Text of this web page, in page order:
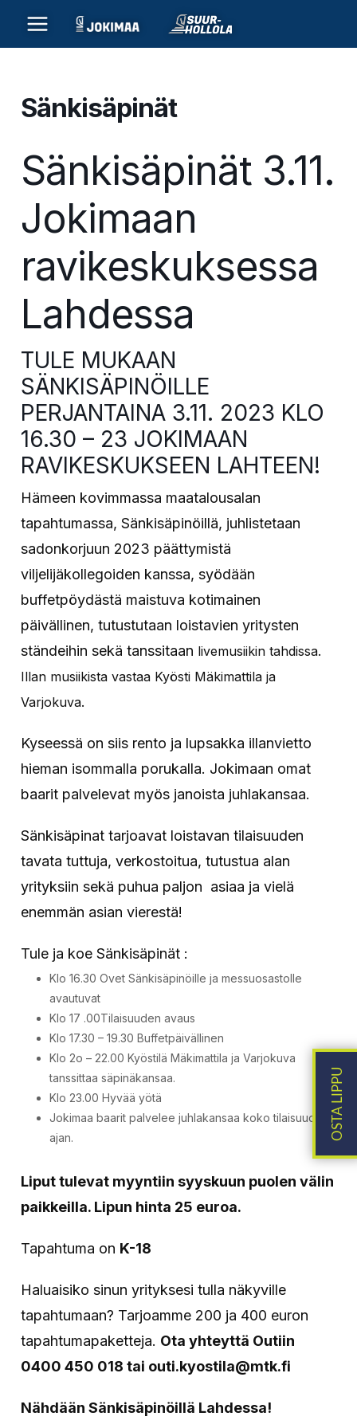
sisältöön
Sänkisäpinät
Sänkisäpinät 3.11.
Jokimaan
ravikeskuksessa
Lahdessa
TULE MUKAAN
SÄNKISÄPINÖILLE
PERJANTAINA 3.11. 2023 KLO
16.30 – 23 JOKIMAAN
RAVIKESKUKSEEN LAHTEEN!
Hämeen kovimmassa maatalousalan
tapahtumassa, Sänkisäpinöillä, juhlistetaan
sadonkorjuun 2023 päättymistä
viljelijäkollegoiden kanssa, syödään
buffetpöydästä maistuva kotimainen
päivällinen, tutustutaan loistavien yritysten
ständeihin sekä tanssitaan livemusiikin tahdissa.
Illan musiikista vastaa Kyösti Mäkimattila ja
Varjokuva.
Kyseessä on siis rento ja lupsakka illanvietto
hieman isommalla porukalla. Jokimaan omat
baarit palvelevat myös janoista juhlakansaa.
Sänkisäpinat tarjoavat loistavan tilaisuuden
tavata tuttuja, verkostoitua, tutustua alan
yrityksiin sekä puhua paljon asiaa ja vielä
enemmän asian vierestä!
Tule ja koe Sänkisäpinät :
Klo 16.30 Ovet Sänkisäpinöille ja messuosastolle
avautuvat
Klo 17 .00Tilaisuuden avaus
Klo 17.30 – 19.30 Buffetpäivällinen
Klo 2o – 22.00 Kyöstilä Mäkimattila ja Varjokuva
tanssittaa säpinäkansaa.
Klo 23.00 Hyvää yötä
Jokimaa baarit palvelee juhlakansaa koko tilaisuuden
ajan.
Liput tulevat myyntiin syyskuun puolen välin
paikkeilla. Lipun hinta 25 euroa.
Tapahtuma on K-18
Haluaisiko sinun yrityksesi tulla näkyville
tapahtumaan? Tarjoamme 200 ja 400 euron
tapahtumapaketteja. Ota yhteyttä Outiin
0400 450 018 tai outi.kyostila@mtk.fi
Nähdään Sänkisäpinöillä Lahdessa!